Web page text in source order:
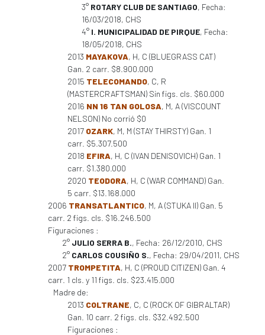
3° ROTARY CLUB DE SANTIAGO, Fecha:
16/03/2018, CHS
4° I. MUNICIPALIDAD DE PIRQUE, Fecha:
18/05/2018, CHS
2013 MAYAKOVA, H, C (BLUEGRASS CAT)
Gan. 2 carr. $8.900.000
2015 TELECOMANDO, C, R
(MASTERCRAFTSMAN) Sin figs. cls. $60.000
2016 NN 16 TAN GOLOSA, M, A (VISCOUNT
NELSON) No corrió $0
2017 OZARK, M, M (STAY THIRSTY) Gan. 1
carr. $5.307.500
2018 EFIRA, H, C (IVAN DENISOVICH) Gan. 1
carr. $1.380.000
2020 TEODORA, H, C (WAR COMMAND) Gan.
5 carr. $13.168.000
2006 TRANSATLANTICO, M, A (STUKA II) Gan. 5
carr. 2 figs. cls. $16.246.500
Figuraciones :
2° JULIO SERRA B., Fecha: 26/12/2010, CHS
2° CARLOS COUSIÑO S., Fecha: 29/04/2011, CHS
2007 TROMPETITA, H, C (PROUD CITIZEN) Gan. 4
carr. 1 cls. y 11 figs. cls. $23.415.000
Madre de:
2013 COLTRANE, C, C (ROCK OF GIBRALTAR)
Gan. 10 carr. 2 figs. cls. $32.492.500
Figuraciones :